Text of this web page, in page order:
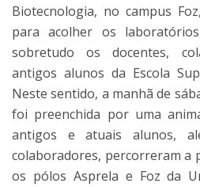
Biotecnologia, no campus
para acolher os
sobretudo os docentes,
antigos alunos da Escola
Neste sentido, a manhã de
foi preenchida por uma
antigos e atuais alunos,
colaboradores, percorreram a
os pólos Asprela e Foz da